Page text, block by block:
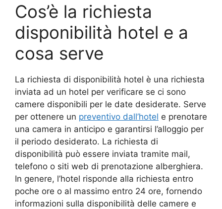
Cos’è la richiesta
disponibilità hotel e a
cosa serve
La richiesta di disponibilità hotel è una richiesta
inviata ad un hotel per verificare se ci sono
camere disponibili per le date desiderate. Serve
per ottenere un preventivo dall’hotel e prenotare
una camera in anticipo e garantirsi l’alloggio per
il periodo desiderato. La richiesta di
disponibilità può essere inviata tramite mail,
telefono o siti web di prenotazione alberghiera.
In genere, l’hotel risponde alla richiesta entro
poche ore o al massimo entro 24 ore, fornendo
informazioni sulla disponibilità delle camere e